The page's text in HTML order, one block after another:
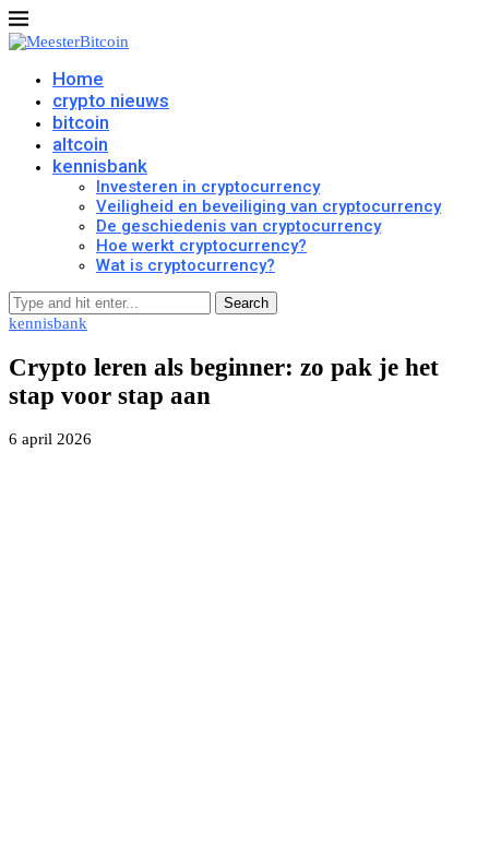
Home
crypto nieuws
bitcoin
altcoin
kennisbank
Investeren in cryptocurrency
Veiligheid en beveiliging van cryptocurrency
De geschiedenis van cryptocurrency
Hoe werkt cryptocurrency?
Wat is cryptocurrency?
Search
kennisbank
Crypto leren als beginner: zo pak je het
stap voor stap aan
6 april 2026